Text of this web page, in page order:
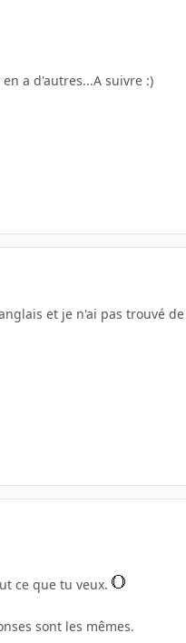
a d'autres...A suivre :)
et je n'ai pas trouvé
ce que tu veux.
sont les mêmes.